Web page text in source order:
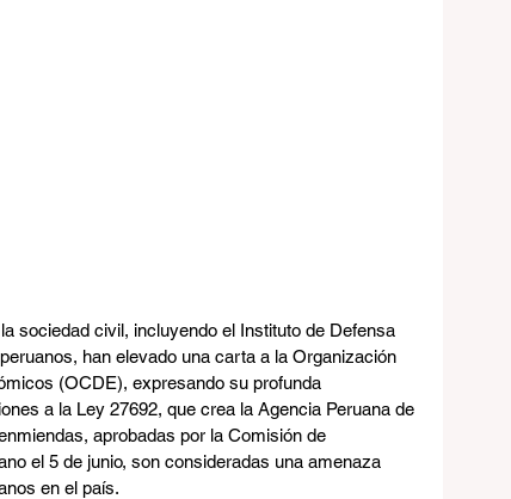
sociedad civil, incluyendo el Instituto de Defensa
han elevado una carta a la Organización
(OCDE), expresando su profunda
a la Ley 27692, que crea la Agencia Peruana de
aprobadas por la Comisión de
el 5 de junio, son consideradas una amenaza
en el país.